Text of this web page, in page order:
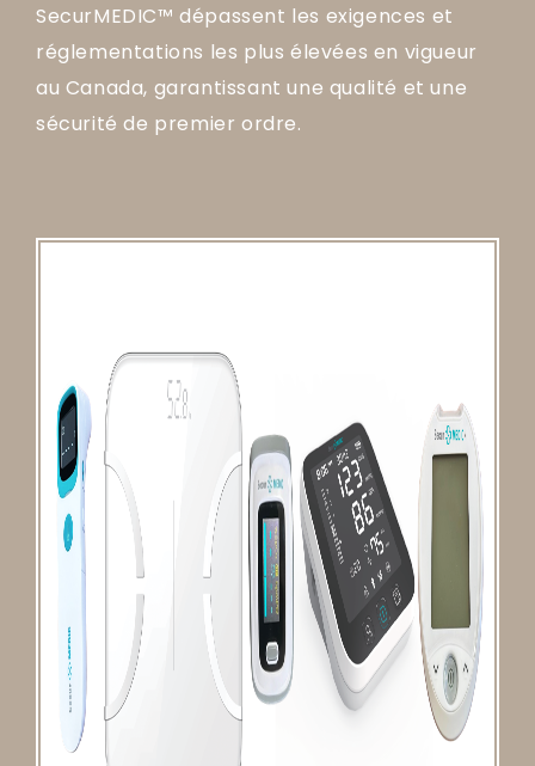
SecurMEDIC™ dépassent les exigences et
réglementations les plus élevées en vigueur
au Canada, garantissant une qualité et une
sécurité de premier ordre.